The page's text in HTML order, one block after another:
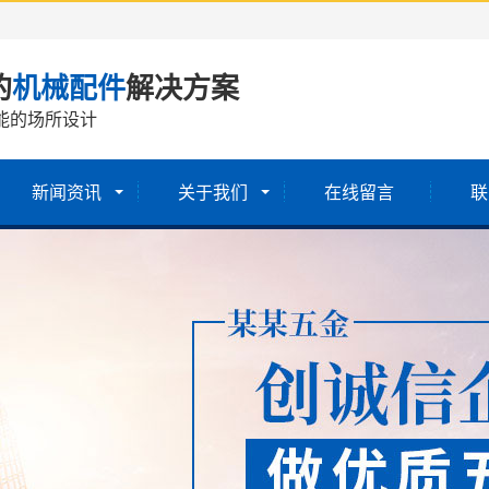
机械配件解决方案
的场所设计
新闻资讯 关于我们 在线留言